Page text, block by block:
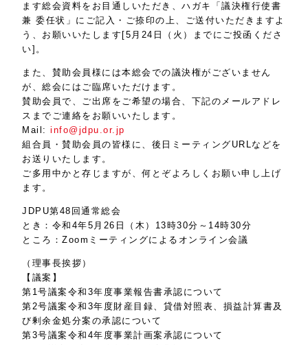
ます総会資料をお目通しいただき、ハガキ「議決権行使書
兼 委任状」にご記入・ご捺印の上、ご送付いただきますよ
う、お願いいたします[5月24日（火）までにご投函くださ
い]。
また、賛助会員様には本総会での議決権がございません
が、総会にはご臨席いただけます。
賛助会員で、ご出席をご希望の場合、下記のメールアドレ
スまでご連絡をお願いいたします。
Mail:info@jdpu.or.jp
組合員・賛助会員の皆様に、後日ミーティングURLなどを
お送りいたします。
ご多用中かと存じますが、何とぞよろしくお願い申し上げ
ます。
JDPU第48回通常総会
とき：令和4年5月26日（木）13時30分～14時30分
ところ：Zoomミーティングによるオンライン会議
（理事長挨拶）
【議案】
第1号議案令和3年度事業報告書承認について
第2号議案令和3年度財産目録、貸借対照表、損益計算書及
び剰余金処分案の承認について
第3号議案令和4年度事業計画案承認について